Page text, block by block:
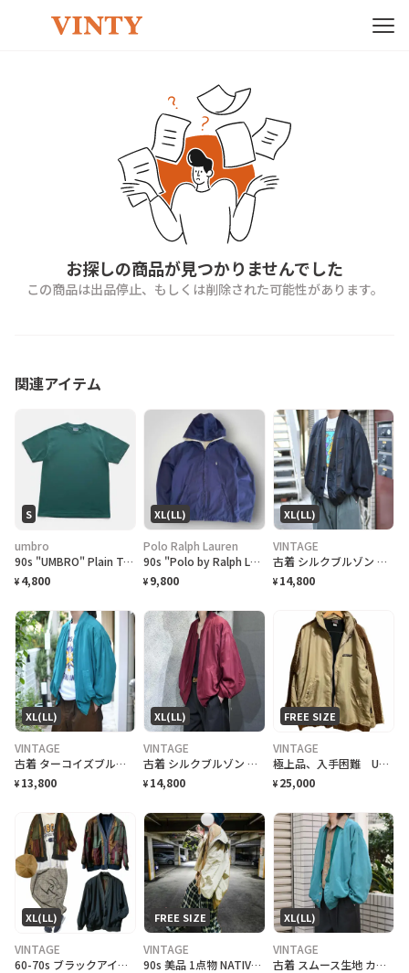
お探しの商品が見つかりませんでした
この商品は出品停止、もしくは削除された可能性があります。
関連アイテム
S
umbro
90s "UMBRO" Plain T-Shirt アンブロ 無地Tシャツ [S]
¥ 4,800
XL(LL)
Polo Ralph Lauren
90s "Polo by Ralph Lauren" Reversible Hoodie Jacket ポロ ラルフローレン リバーシブル ジャケット[XL]
¥ 9,800
XL(LL)
VINTAGE
古着 シルクブルゾン ブルゾン ブラック 切り替え デザイン カーディガン 黒
¥ 14,800
XL(LL)
VINTAGE
古着 ターコイズブルー シルクブルゾン ブルゾン 羽織り 水色 ライトブルー
¥ 13,800
XL(LL)
VINTAGE
古着 シルクブルゾン バーガンディ ワインレッド ブルゾン ライトアウター
¥ 14,800
FREE SIZE
VINTAGE
極上品、入手困難 USA製 GRIND.ink 90s ビックブルゾンF
¥ 25,000
XL(LL)
VINTAGE
60-70s ブラックアイリバーシブル キュビズムブルゾン F
FREE SIZE
VINTAGE
90s 美品 1点物 NATIVE o.e.m 80/20年中活躍ブルゾン F
XL(LL)
VINTAGE
古着 スムース生地 カーディガンタイプ ブルゾン ライトアウター 羽織り